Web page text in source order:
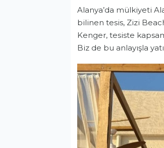
Alanya’da mülkiyeti
bilinen tesis, Zizi
Kenger, tesiste
Biz de bu anlayışla
Ekonomi